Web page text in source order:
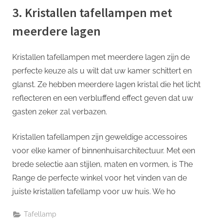
3. Kristallen tafellampen met
meerdere lagen
Kristallen tafellampen met meerdere lagen zijn de
perfecte keuze als u wilt dat uw kamer schittert en
glanst. Ze hebben meerdere lagen kristal die het licht
reflecteren en een verbluffend effect geven dat uw
gasten zeker zal verbazen.
Kristallen tafellampen zijn geweldige accessoires
voor elke kamer of binnenhuisarchitectuur. Met een
brede selectie aan stijlen, maten en vormen, is The
Range de perfecte winkel voor het vinden van de
juiste kristallen tafellamp voor uw huis. We ho
Tafellamp